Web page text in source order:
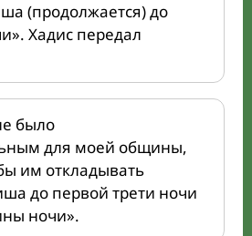
(продолжается) до
Хадис передал
было
для моей общины,
им откладывать
до первой трети ночи
ночи».